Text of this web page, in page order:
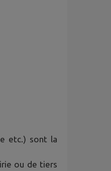
etc.) sont la
ou de tiers